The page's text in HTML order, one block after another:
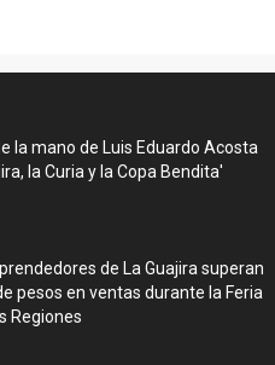
la mano de Luis Eduardo Acosta
la Curia y la Copa Bendita'
de La Guajira superan
pesos en ventas durante la Feria
Regiones